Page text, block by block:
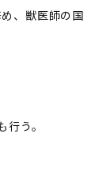
、獣医師の国
う。